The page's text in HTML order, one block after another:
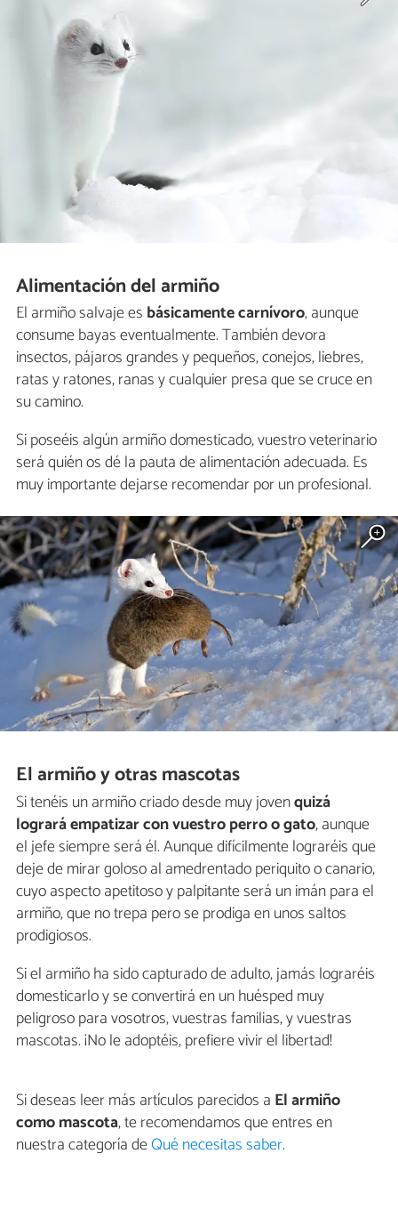
Alimentación del armiño
El armiño salvaje es básicamente carnívoro, aunque
consume bayas eventualmente. También devora
insectos, pájaros grandes y pequeños, conejos, liebres,
ratas y ratones, ranas y cualquier presa que se cruce en
su camino.
Si poseéis algún armiño domesticado, vuestro veterinario
será quién os dé la pauta de alimentación adecuada. Es
muy importante dejarse recomendar por un profesional.
El armiño y otras mascotas
Si tenéis un armiño criado desde muy jovenquizá
logrará empatizar con vuestro perro o gato, aunque
el jefe siempre será él. Aunque difícilmente lograréis que
deje de mirar goloso al amedrentado periquito o canario,
cuyo aspecto apetitoso y palpitante será un imán para el
armiño, que no trepa pero se prodiga en unos saltos
prodigiosos.
Si el armiño ha sido capturado de adulto, jamás lograréis
domesticarlo y se convertirá en un huésped muy
peligroso para vosotros, vuestras familias, y vuestras
mascotas. ¡No le adoptéis, prefiere vivir el libertad!
Si deseas leer más artículos parecidos a El armiño
como mascota, te recomendamos que entres en
nuestra categoría deQué necesitas saber.